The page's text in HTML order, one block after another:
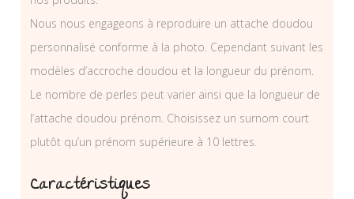
Nous nous engageons à reproduire un attache doudou
personnalisé conforme à la photo. Cependant suivant les
modèles d’accroche doudou et la longueur du prénom.
Le nombre de perles peut varier ainsi que la longueur de
l’attache doudou prénom. Choisissez un surnom court
plutôt qu’un prénom supérieure à 10 lettres.
Caractéristiques